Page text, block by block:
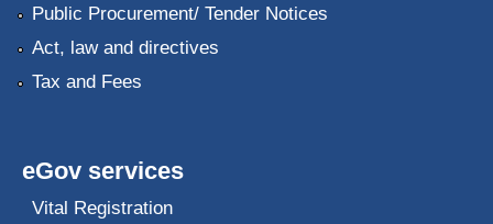
Public Procurement/ Tender Notices
Act, law and directives
Tax and Fees
eGov services
Vital Registration